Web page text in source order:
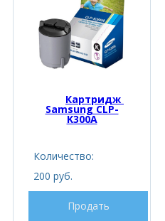
Картридж
Samsung CLP-
K300A
Количество:
200 руб.
Продать